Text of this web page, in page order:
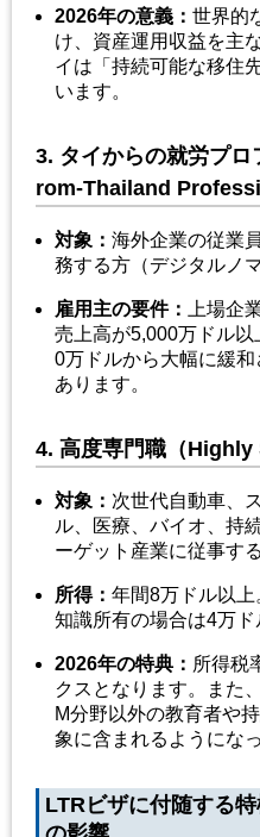
2026年の意義 ： 世界的
け、資産運用収益を主
イは「持続可能な移住
います。
3. タイからの就労プ
rom-Thailand
対象 ： 海外企業の従業
務する方（デジタルノ
雇用主の要件：
上場企
売上高が5,000万ドル
0万ドルから大幅に緩
あります。
4. 高度専門職（
対象 ： 次世代自動車、
ル、医療、バイオ、持
ーゲット産業に従事す
所得： 年間8万ドル以
知識所有の場合は4万ド
2026年の特典 ： 所得税
クスとなります。また
M分野以外の教育者や
象に含まれるようにな
LTRビザに付随する